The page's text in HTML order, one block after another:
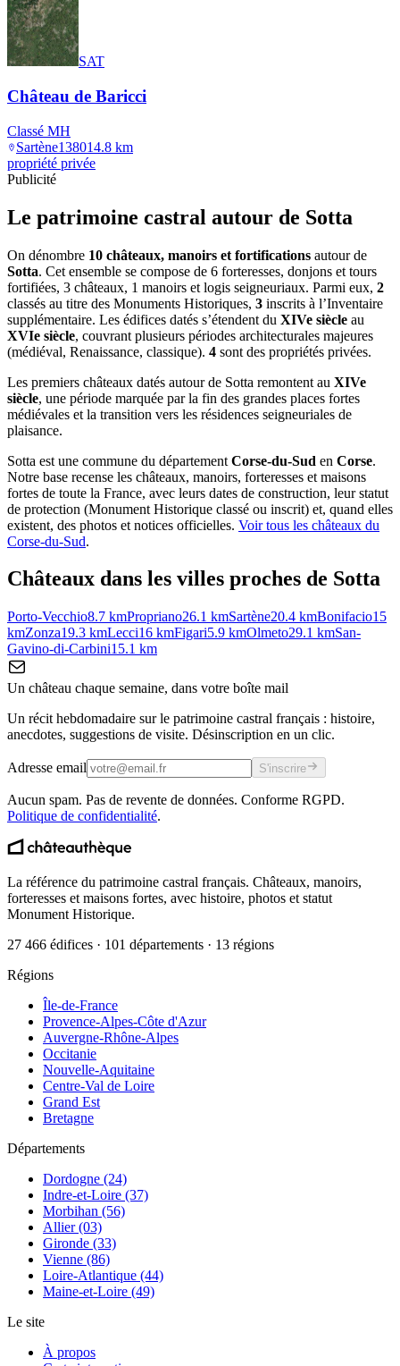
SAT
Château de Baricci
Classé MH
Sartène138014.8 km
propriété privée
Publicité
Le patrimoine castral autour de Sotta
On dénombre 10 châteaux, manoirs et fortifications autour de
Sotta. Cet ensemble se compose de 6 forteresses, donjons et tours
fortifiées, 3 châteaux, 1 manoirs et logis seigneuriaux. Parmi eux, 2
classés au titre des Monuments Historiques, 3 inscrits à l’Inventaire
supplémentaire. Les édifices datés s’étendent du XIVe siècle au
XVIe siècle, couvrant plusieurs périodes architecturales majeures
(médiéval, Renaissance, classique). 4 sont des propriétés privées.
Les premiers châteaux datés autour de Sotta remontent au XIVe
siècle, une période marquée par la fin des grandes places fortes
médiévales et la transition vers les résidences seigneuriales de
plaisance.
Sotta est une commune du département Corse-du-Sud en Corse.
Notre base recense les châteaux, manoirs, forteresses et maisons
fortes de toute la France, avec leurs dates de construction, leur statut
de protection (Monument Historique classé ou inscrit) et, quand elles
existent, des photos et notices officielles. Voir tous les châteaux du
Corse-du-Sud.
Châteaux dans les villes proches de Sotta
Porto-Vecchio8.7 kmPropriano26.1 kmSartène20.4 kmBonifacio15
kmZonza19.3 kmLecci16 kmFigari5.9 kmOlmeto29.1 kmSan-
Gavino-di-Carbini15.1 km
Un château chaque semaine, dans votre boîte mail
Un récit hebdomadaire sur le patrimoine castral français : histoire,
anecdotes, suggestions de visite. Désinscription en un clic.
Adresse email S'inscrire
Aucun spam. Pas de revente de données. Conforme RGPD.
Politique de confidentialité.
La référence du patrimoine castral français. Châteaux, manoirs,
forteresses et maisons fortes, avec histoire, photos et statut
Monument Historique.
27 466 édifices · 101 départements · 13 régions
Régions
Île-de-France
Provence-Alpes-Côte d'Azur
Auvergne-Rhône-Alpes
Occitanie
Nouvelle-Aquitaine
Centre-Val de Loire
Grand Est
Bretagne
Départements
Dordogne (24)
Indre-et-Loire (37)
Morbihan (56)
Allier (03)
Gironde (33)
Vienne (86)
Loire-Atlantique (44)
Maine-et-Loire (49)
Le site
À propos